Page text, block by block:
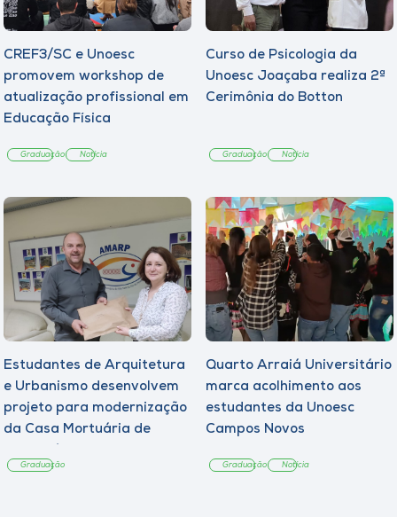
CREF3/SC e Unoesc
promovem workshop de
atualização profissional em
Educação Física
Graduação Notícia
Curso de Psicologia da
Unoesc Joaçaba realiza 2ª
Cerimônia do Botton
Graduação Notícia
Estudantes de Arquitetura
e Urbanismo desenvolvem
projeto para modernização
da Casa Mortuária de
Graduação
Quarto Arraiá Universitário
marca acolhimento aos
estudantes da Unoesc
Campos Novos
Graduação Notícia